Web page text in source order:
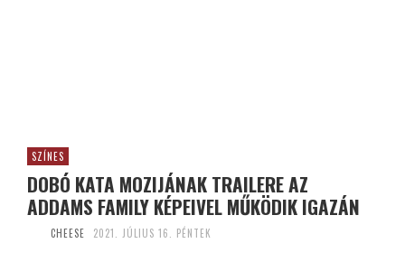
SZÍNES
DOBÓ KATA MOZIJÁNAK TRAILERE AZ
ADDAMS FAMILY KÉPEIVEL MŰKÖDIK IGAZÁN
CHEESE 2021. JÚLIUS 16. PÉNTEK